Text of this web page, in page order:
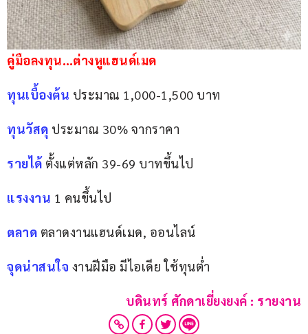
คู่มือลงทุน…ต่างหูแฮนด์เมด
ทุนเบื้องต้น ประมาณ 1,000-1,500 บาท
ทุนวัสดุ ประมาณ 30% จากราคา
รายได้ ตั้งแต่หลัก 39-69 บาทขึ้นไป
แรงงาน 1 คนขึ้นไป
ตลาด ตลาดงานแฮนด์เมด, ออนไลน์
จุดน่าสนใจ งานฝีมือ มีไอเดีย ใช้ทุนต่ำ
บดินทร์ ศักดาเยี่ยงยงค์ : รายงาน